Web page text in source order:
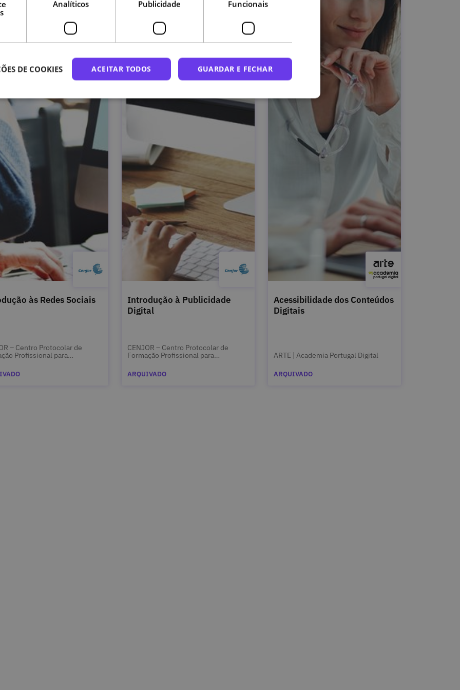
às Redes Sociais
– Centro Protocolar de
Profissional para
Introdução à Publicidade
Digital
CENJOR – Centro Protocolar de
Formação Profissional para
ARQUIVADO
Acessibilidade dos Conteúdos
Digitais
ARTE | Academia Portugal Digital
ARQUIVADO
Analíticos Publicidade Funcionais
GUARDAR E FECHAR
ACEITAR TODOS
DE COOKIES